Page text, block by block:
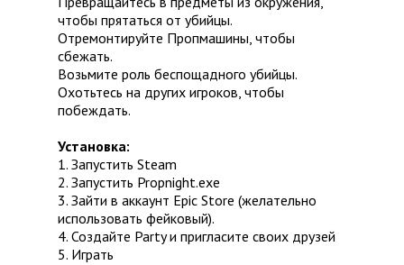
чтобы прятаться от убийцы.
Отремонтируйте Пропмашины, чтобы
сбежать.
Возьмите роль беспощадного убийцы.
Охотьтесь на других игроков, чтобы
побеждать.
Установка:
1. Запустить Steam
2. Запустить Propnight.exe
3. Зайти в аккаунт Epic Store (желательно
использовать фейковый).
4. Создайте Party и пригласите своих друзей
5. Играть